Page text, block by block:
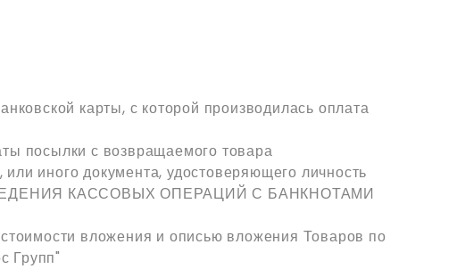
карты, с которой производилась оплата
посылки с возвращаемого товара
иного документа, удостоверяющего личность
ВЕДЕНИЯ КАССОВЫХ ОПЕРАЦИЙ С БАНКНОТАМИ
вложения и описью вложения Товаров по
Групп"